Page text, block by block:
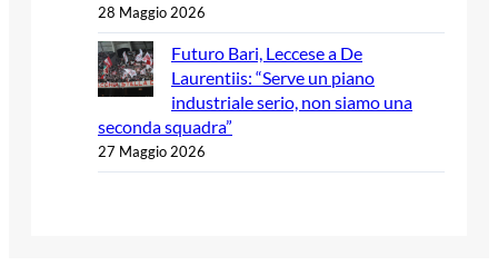
28 Maggio 2026
Futuro Bari, Leccese a De
Laurentiis: “Serve un piano
industriale serio, non siamo una
seconda squadra”
27 Maggio 2026